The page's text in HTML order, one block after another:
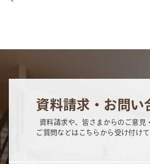
資料請求・お問い
資料請求や、皆さまからのご意見
ご質問などはこちらから受け付けて